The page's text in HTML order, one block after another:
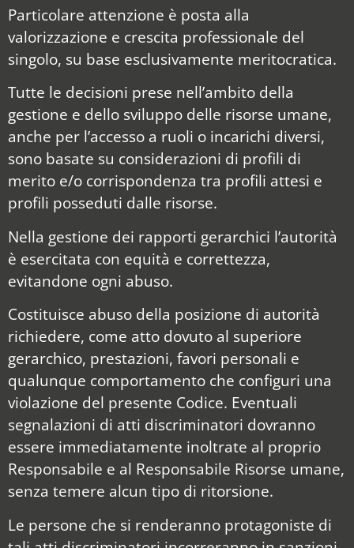
Particolare attenzione è posta alla
valorizzazione e crescita professionale del
singolo, su base esclusivamente meritocratica.
Tutte le decisioni prese nell’ambito della
gestione e dello sviluppo delle risorse umane,
anche per l’accesso a ruoli o incarichi diversi,
sono basate su considerazioni di profili di
merito e/o corrispondenza tra profili attesi e
profili posseduti dalle risorse.
Nella gestione dei rapporti gerarchici l’autorità
è esercitata con equità e correttezza,
evitandone ogni abuso.
Costituisce abuso della posizione di autorità
richiedere, come atto dovuto al superiore
gerarchico, prestazioni, favori personali e
qualunque comportamento che configuri una
violazione del presente Codice. Eventuali
segnalazioni di atti discriminatori dovranno
essere immediatamente inoltrate al proprio
Responsabile e al Responsabile Risorse umane,
senza temere alcun tipo di ritorsione.
Le persone che si renderanno protagoniste di